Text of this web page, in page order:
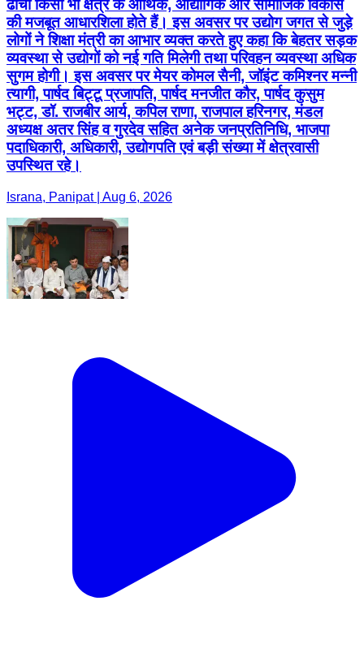
ढांचा किसी भी क्षेत्र के आर्थिक, औद्योगिक और सामाजिक विकास
की मजबूत आधारशिला होते हैं। इस अवसर पर उद्योग जगत से जुड़े
लोगों ने शिक्षा मंत्री का आभार व्यक्त करते हुए कहा कि बेहतर सड़क
व्यवस्था से उद्योगों को नई गति मिलेगी तथा परिवहन व्यवस्था अधिक
सुगम होगी। इस अवसर पर मेयर कोमल सैनी, जॉइंट कमिश्नर मन्नी
त्यागी, पार्षद बिट्टू प्रजापति, पार्षद मनजीत कौर, पार्षद कुसुम
भट्ट, डॉ. राजबीर आर्य, कपिल राणा, राजपाल हरिनगर, मंडल
अध्यक्ष अतर सिंह व गुरदेव सहित अनेक जनप्रतिनिधि, भाजपा
पदाधिकारी, अधिकारी, उद्योगपति एवं बड़ी संख्या में क्षेत्रवासी
उपस्थित रहे।
Israna, Panipat | Aug 6, 2026